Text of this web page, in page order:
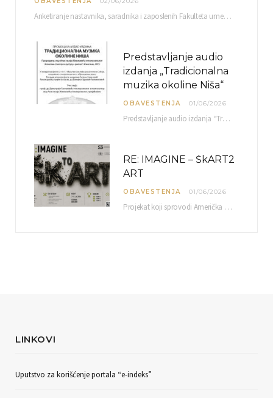
Anketiranje nastavnika, saradnika i zaposlenih Fakulteta umetnosti u Nišu radi sačinjavanja Izveštaja o samovrednovanju biće…
Predstavljanje audio
izdanja „Tradicionalna
muzika okoline Niša“
OBAVESTENJA 01/06/2026
Predstavljanje audio izdanja “Tradicionalna muzika okoline Niša” organizuje se u okviru projekta O-10-17 Muzičko nasleđe jugoistočne…
RE: IMAGINE – ŠkART2
ART
OBAVESTENJA 01/06/2026
Projekat koji sprovodi Američka privredna komora uz podrŝku kompanije Philip Morris International, sa ciljem povezivanja…
LINKOVI
Uputstvo za korišćenje portala “e-indeks”